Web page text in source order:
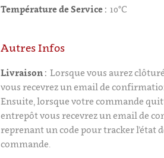
Température de Service : 10°C
Autres Infos
Livraison : Lorsque vous aurez
vous recevrez un email de
Ensuite, lorsque votre commande
entrepôt vous recevrez un email de
reprenant un code pour tracker l’état
commande.